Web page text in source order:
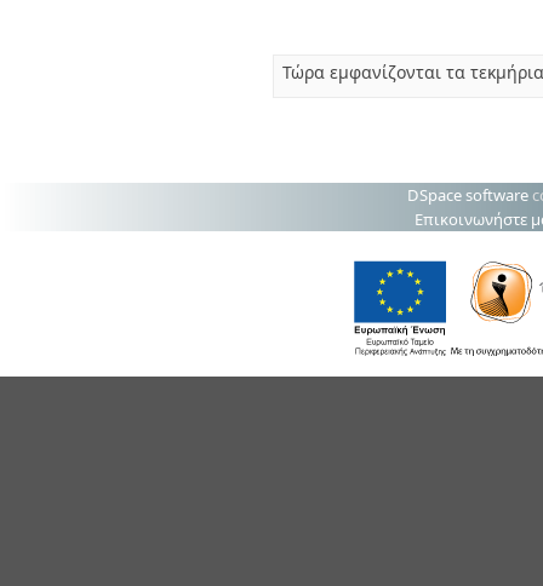
Τώρα εμφανίζονται τα
DSpace software
Επικοινωνήστε